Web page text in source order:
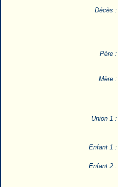
Décès :
Père :
Mère :
Union 1 :
Enfant 1 :
Enfant 2 :